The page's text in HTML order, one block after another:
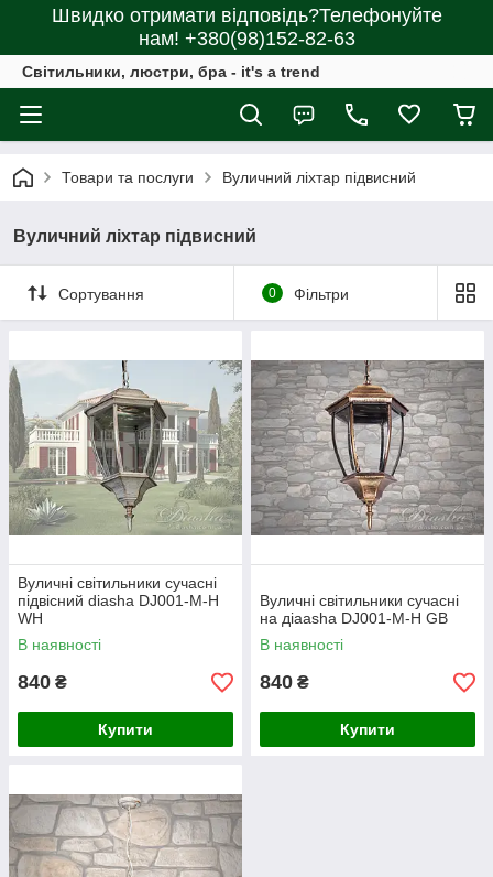
Швидко отримати відповідь?Телефонуйте
нам! +380(98)152-82-63
Світильники, люстри, бра - it's a trend
Товари та послуги Вуличний ліхтар підвисний
Вуличний ліхтар підвисний
Сортування 0 Фільтри
Вуличні світильники сучасні
підвісний diasha DJ001-M-H
WH
В наявності
840 ₴
Купити
Вуличні світильники сучасні
на діаasha DJ001-M-H GB
В наявності
840 ₴
Купити